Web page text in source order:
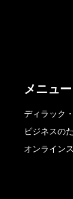
メニュー
ディラック
ビジネスの
オンライン